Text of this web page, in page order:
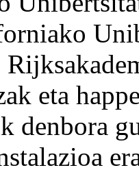
eta
denbora